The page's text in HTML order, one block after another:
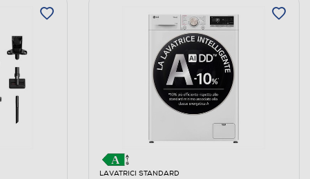
LAVATRICI STANDARD